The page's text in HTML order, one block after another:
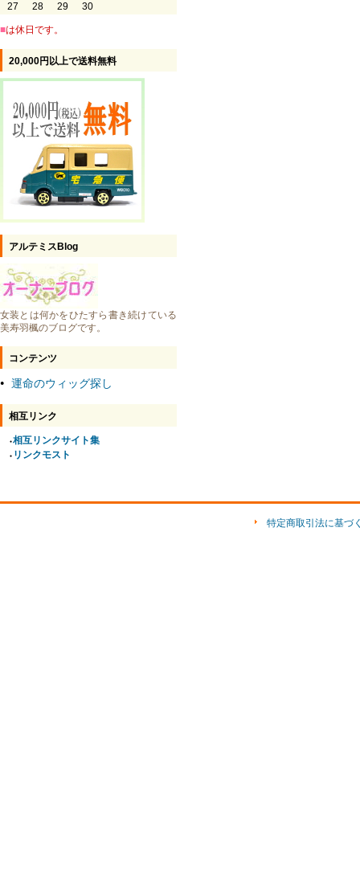
27
28 29 30
■は休日です。
20,000円以上で送料無料
アルテミスBlog
女装とは何かをひたすら書き続けている
美寿羽楓のブログです。
コンテンツ
● 運命のウィッグ探し
相互リンク
●相互リンクサイト集
● リンクモスト
特定商取引法に基づ